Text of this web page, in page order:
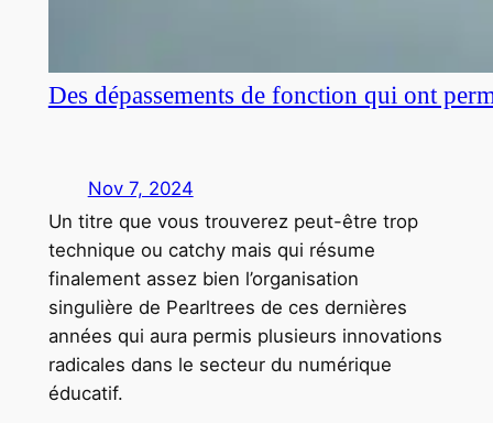
Des dépassements de fonction qui ont
Nov 7, 2024
Un titre que vous trouverez peut-être trop
technique ou catchy mais qui résume
finalement assez bien l’organisation
singulière de Pearltrees de ces dernières
années qui aura permis plusieurs innovations
radicales dans le secteur du numérique
éducatif.